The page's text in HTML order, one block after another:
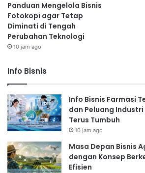
Panduan Mengelola Bisnis
Fotokopi agar Tetap
Diminati di Tengah
Perubahan Teknologi
10 jam ago
Info Bisnis
Info Bisnis Farmasi
dan Peluang
Terus Tumbuh
10 jam ago
Masa Depan Bisnis
dengan Konsep
Efisien